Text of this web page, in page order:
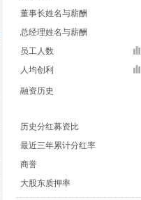
董事长姓名与薪酬
总经理姓名与薪酬
员工人数
人均创利
融资历史
历史分红募资比
最近三年累计分红率
商誉
大股东质押率